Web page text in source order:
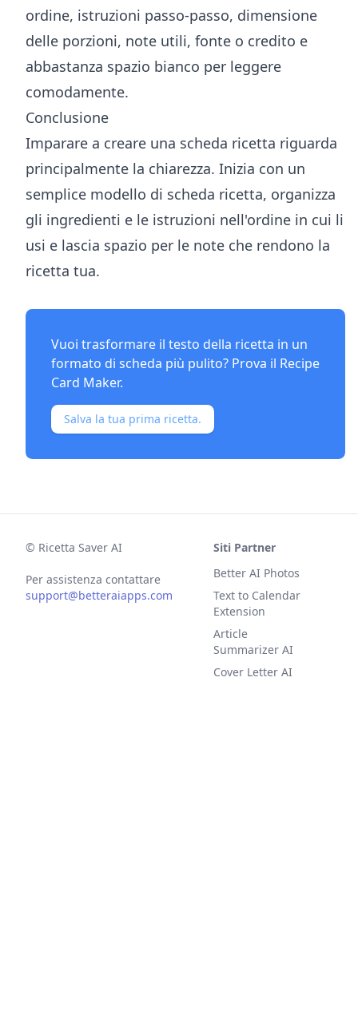
ordine, istruzioni passo-passo, dimensione
delle porzioni, note utili, fonte o credito e
abbastanza spazio bianco per leggere
comodamente.
Conclusione
Imparare a creare una scheda ricetta riguarda
principalmente la chiarezza. Inizia con un
semplice modello di scheda ricetta, organizza
gli ingredienti e le istruzioni nell'ordine in cui li
usi e lascia spazio per le note che rendono la
ricetta tua.
Vuoi trasformare il testo della ricetta in un
formato di scheda più pulito? Prova il Recipe
Card Maker.
Salva la tua prima ricetta.
© Ricetta Saver AI
Per assistenza contattare
support@betteraiapps.com
Siti Partner
Better AI Photos
Text to Calendar
Extension
Article
Summarizer AI
Cover Letter AI